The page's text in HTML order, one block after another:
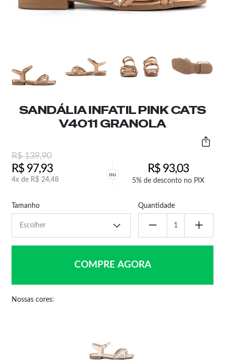
SANDÁLIA INFATIL PINK CATS
V4011 GRANOLA
R$139,90
R$97,93
4x de R$ 24,48
ou R$93,03
5% de desconto no PIX
Tamanho Quantidade
COMPRE AGORA
Nossas cores: